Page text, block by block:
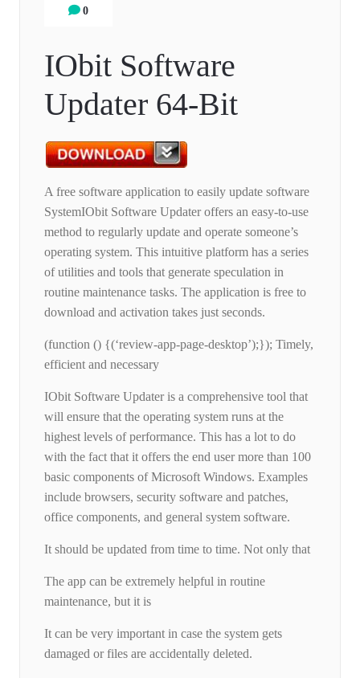
0
IObit Software
Updater 64-Bit
A free software application to easily update software
SystemIObit Software Updater offers an easy-to-use
method to regularly update and operate someone’s
operating system. This intuitive platform has a series
of utilities and tools that generate speculation in
routine maintenance tasks. The application is free to
download and activation takes just seconds.
(function () {(‘review-app-page-desktop’);}); Timely,
efficient and necessary
IObit Software Updater is a comprehensive tool that
will ensure that the operating system runs at the
highest levels of performance. This has a lot to do
with the fact that it offers the end user more than 100
basic components of Microsoft Windows. Examples
include browsers, security software and patches,
office components, and general system software.
It should be updated from time to time. Not only that
The app can be extremely helpful in routine
maintenance, but it is
It can be very important in case the system gets
damaged or files are accidentally deleted.